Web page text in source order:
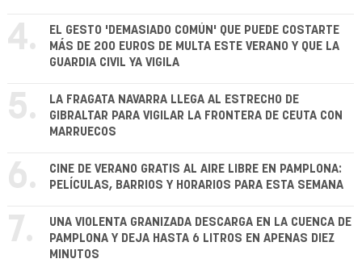
4.
EL GESTO 'DEMASIADO COMÚN' QUE PUEDE COSTARTE
MÁS DE 200 EUROS DE MULTA ESTE VERANO Y QUE LA
GUARDIA CIVIL YA VIGILA
5.
LA FRAGATA NAVARRA LLEGA AL ESTRECHO DE
GIBRALTAR PARA VIGILAR LA FRONTERA DE CEUTA CON
MARRUECOS
6.
CINE DE VERANO GRATIS AL AIRE LIBRE EN PAMPLONA:
PELÍCULAS, BARRIOS Y HORARIOS PARA ESTA SEMANA
7.
UNA VIOLENTA GRANIZADA DESCARGA EN LA CUENCA DE
PAMPLONA Y DEJA HASTA 6 LITROS EN APENAS DIEZ
MINUTOS